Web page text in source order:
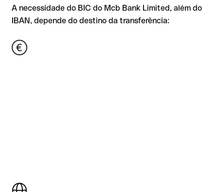
A necessidade do BIC do Mcb Bank Limited, além do
IBAN, depende do destino da transferência: